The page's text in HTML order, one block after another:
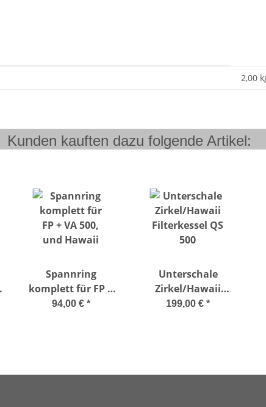
2,00
Kunden kauften dazu folgende Artikel:
Spannring
komplett für FP +
VA 500, und Hawaii
94,00 € *
Unterschale
Zirkel/Hawaii
Filterkessel QS 500
199,00 € *